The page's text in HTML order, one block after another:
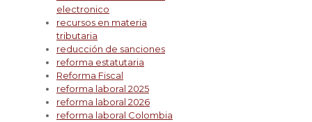
electronico
recursos en materia
tributaria
reducción de sanciones
reforma estatutaria
Reforma Fiscal
reforma laboral 2025
reforma laboral 2026
reforma laboral Colombia